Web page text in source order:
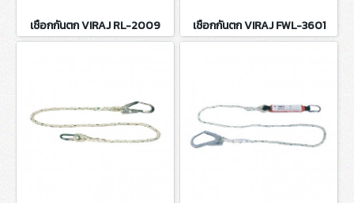
เชือกกันตก VIRAJ RL-2009 เชือกกันตก VIRAJ FWL-3601